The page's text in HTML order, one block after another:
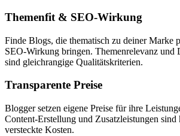
Themenfit & SEO-Wirkung
Finde Blogs, die thematisch zu deiner Marke
SEO-Wirkung bringen. Themenrelevanz und
sind gleichrangige Qualitätskriterien.
Transparente Preise
Blogger setzen eigene Preise für ihre
Content-Erstellung und Zusatzleistungen
versteckte Kosten.